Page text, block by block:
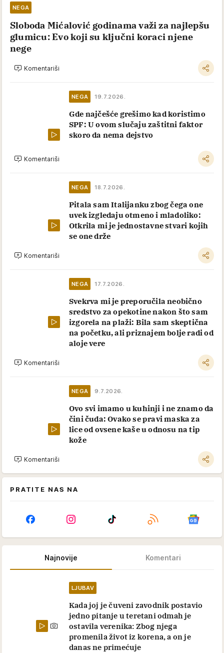
NEGA
Sloboda Mićalović godinama važi za najlepšu
glumicu: Evo koji su ključni koraci njene
nege
Komentariši
NEGA 19.7.2026.
Gde najčešće grešimo kad koristimo
SPF: U ovom slučaju zaštitni faktor
skoro da nema dejstvo
Komentariši
NEGA 18.7.2026.
Pitala sam Italijanku zbog čega one
uvek izgledaju otmeno i mladoliko:
Otkrila mi je jednostavne stvari kojih
se one drže
Komentariši
NEGA 17.7.2026.
Svekrva mi je preporučila neobično
sredstvo za opekotine nakon što sam
izgorela na plaži: Bila sam skeptična
na početku, ali priznajem bolje radi od
aloje vere
Komentariši
NEGA 9.7.2026.
Ovo svi imamo u kuhinji i ne znamo da
čini čuda: Ovako se pravi maska za
lice od ovsene kaše u odnosu na tip
kože
Komentariši
PRATITE NAS NA
Najnovije Komentari
LJUBAV
Kada joj je čuveni zavodnik postavio
jedno pitanje u teretani odmah je
ostavila verenika: Zbog njega
promenila život iz korena, a on je
danas ne primećuje